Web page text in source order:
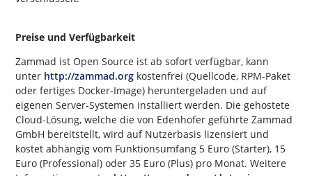
Preise und Verfügbarkeit
Zammad ist Open Source ist ab sofort verfügbar, kann
unter http://zammad.org kostenfrei (Quellcode, RPM-Paket
oder fertiges Docker-Image) heruntergeladen und auf
eigenen Server-Systemen installiert werden. Die gehostete
Cloud-Lösung, welche die von Edenhofer geführte Zammad
GmbH bereitstellt, wird auf Nutzerbasis lizensiert und
kostet abhängig vom Funktionsumfang 5 Euro (Starter), 15
Euro (Professional) oder 35 Euro (Plus) pro Monat. Weitere